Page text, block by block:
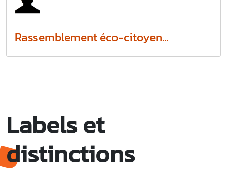
Rassemblement éco-citoyen...
Labels et
distinctions